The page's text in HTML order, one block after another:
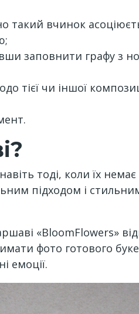
вчинок
заповнити графу з
тієї чи іншої
тоді, коли їх немає
підходом і
«BloomFlowers»
фото готового
емоції.